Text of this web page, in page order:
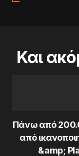
Και
Πάνω από
από
&amp;